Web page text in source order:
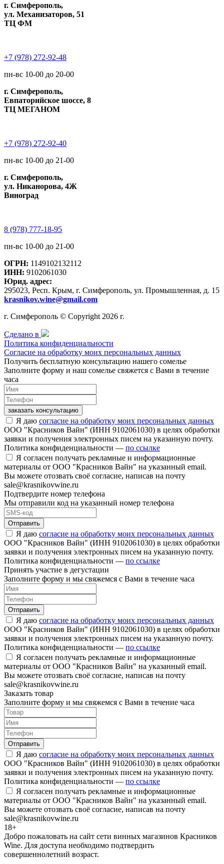
г. Симферополь,
ул. Механизаторов, 51
ТЦ ФМ
+7 (978) 272-92-48
пн-вс 10-00 до 20-00
г. Симферополь,
Евпаторийское шоссе, 8
ТЦ МЕГАНОМ
+7 (978) 272-92-40
пн-вс 10-00 до 21-00
г. Симферополь,
ул. Никанорова, 4Ж
Виноград
8 (978) 777-18-95
пн-вс 10-00 до 21-00
ОГРН: 1149102132112
ИНН: 9102061030
Юрид. адрес:
295023, Респ. Крым, г. Симферополь, ул. Промышленная, д. 15
krasnikov.wine@gmail.com
г. Симферополь © Copyright 2026 г.
Сделано в
Политика конфиденциальности
Согласие на обработку моих персональных данных
Получить бесплатную консультацию нашего сомелье
Заполните форму и наш сомелье свяжется с Вами в течение
часа
заказать консультацию
Я даю согласие на обработку моих персональных данных
ООО "Красников Вайн" (ИНН 9102061030) в целях обработки
заявки и получения электронных писем на указанную почту.
Политика конфиденциальности — по ссылке
Я согласен получать рекламные и информационные
материалы от ООО "Красников Вайн" на указанный email.
Вы можете отозвать своё согласие, написав на почту
sale@krasnikovwine.ru
Подтвердите номер телефона
Мы отправили код на указанный номер телефона
Отправить
Я даю согласие на обработку моих персональных данных
ООО "Красников Вайн" (ИНН 9102061030) в целях обработки
заявки и получения электронных писем на указанную почту.
Политика конфиденциальности — по ссылке
Принять участие в дегустации
Заполните форму и мы свяжемся с Вами в течение часа
Отправить
Я даю согласие на обработку моих персональных данных
ООО "Красников Вайн" (ИНН 9102061030) в целях обработки
заявки и получения электронных писем на указанную почту.
Политика конфиденциальности — по ссылке
Я согласен получать рекламные и информационные
материалы от ООО "Красников Вайн" на указанный email.
Вы можете отозвать своё согласие, написав на почту
sale@krasnikovwine.ru
Заказать товар
Заполните форму и мы свяжемся с Вами в течение часа
Отправить
Я даю согласие на обработку моих персональных данных
ООО "Красников Вайн" (ИНН 9102061030) в целях обработки
заявки и получения электронных писем на указанную почту.
Политика конфиденциальности — по ссылке
Я согласен получать рекламные и информационные
материалы от ООО "Красников Вайн" на указанный email.
Вы можете отозвать своё согласие, написав на почту
sale@krasnikovwine.ru
18+
Добро пожаловать на сайт сети винных магазинов Красников
Wine. Для доступа необходимо подтвердить
совершеннолетний возраст.